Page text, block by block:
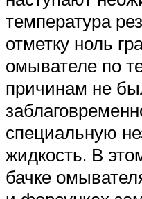
температура
отметку ноль
омывателе по
причинам не
специальную
жидкость. В
бачке